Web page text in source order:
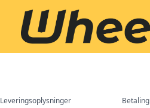
Leveringsoplysninger Betaling